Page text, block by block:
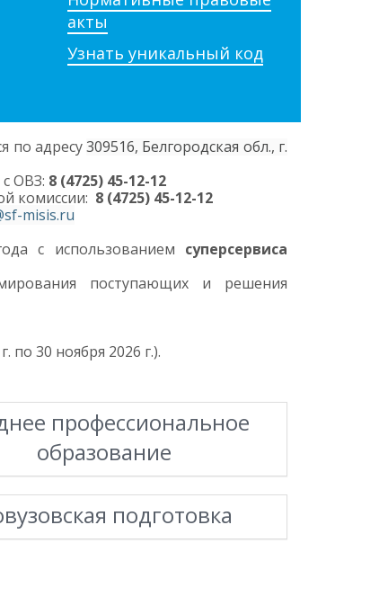
акты
Узнать уникальный код
по адресу309516, Белгородская обл., г.
ОВЗ: 8 (4725) 45-12-12
комиссии: 8 (4725) 45-12-12
misis.ru
с использованием суперсервиса
поступающих и решения
по 30 ноября 2026 г.).
профессиональное
образование
подготовка